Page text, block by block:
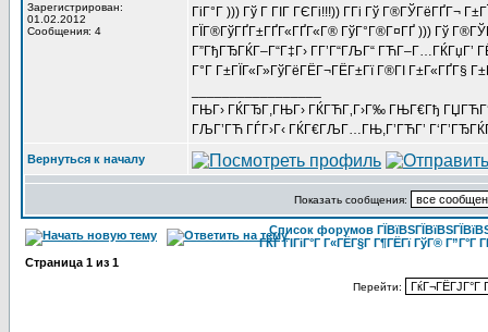
Зарегистрирован:
01.02.2012
Сообщения: 4
ГіГ°Г ))) Гў Г ГІГ ГЄГі!!!)) Г­Гі Гў Г®ГЎГёГҐГ¬
ГЇГ®ГўГҐГ±ГҐГ«ГҐГ«Г® ГўГ°Г®Г¤ГҐ ))) Гў
Г”ГђГЂГЌГ–Г“Г‡Г› ГГ’Г“ГЉГ“ ГЋГ–Г…ГЌГџГ’
Г°Г Г±ГЇГ«Г»ГўГёГЁГ¬ГЁГ±Гї Г®ГІ Г±Г«ГҐГ§
ГЊГ› ГЌГЂГ,ГЊГ› ГЌГЋГ‚Г›Г‰ ГЊГ€Гђ
ГЉГ’ГЋ ГЃГ›Г‹ ГЌГ€ГЉГ…ГЊ,Г’ГЋГ’
Вернуться к началу
Показать сообщения:
Список форумов
ГЌГ ГІГіГ°Г Г«ГЁГ§Г Г¶ГЁГї ГўГ® Г”Г°Г
Страница 1 из 1
Перейти: